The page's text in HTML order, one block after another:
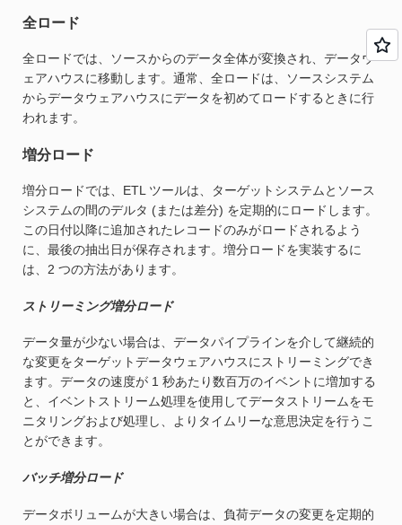
全ロード
全ロードでは、ソースからのデータ全体が変換され、データウ
ェアハウスに移動します。通常、全ロードは、ソースシステム
からデータウェアハウスにデータを初めてロードするときに行
われます。
増分ロード
増分ロードでは、ETL ツールは、ターゲットシステムとソース
システムの間のデルタ (または差分) を定期的にロードします。
この日付以降に追加されたレコードのみがロードされるよう
に、最後の抽出日が保存されます。増分ロードを実装するに
は、2 つの方法があります。
ストリーミング増分ロード
データ量が少ない場合は、データパイプラインを介して継続的
な変更をターゲットデータウェアハウスにストリーミングでき
ます。データの速度が 1 秒あたり数百万のイベントに増加する
と、イベントストリーム処理を使用してデータストリームをモ
ニタリングおよび処理し、よりタイムリーな意思決定を行うこ
とができます。
バッチ増分ロード
データボリュームが大きい場合は、負荷データの変更を定期的